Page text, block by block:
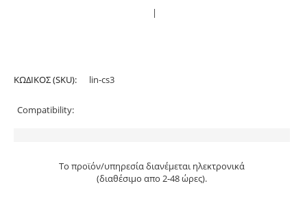
|
ΚΩΔΙΚΟΣ (SKU): lin-cs3
Compatibility:
Το προϊόν/υπηρεσία διανέμεται ηλεκτρονικά
(διαθέσιμο απο 2-48 ώρες).